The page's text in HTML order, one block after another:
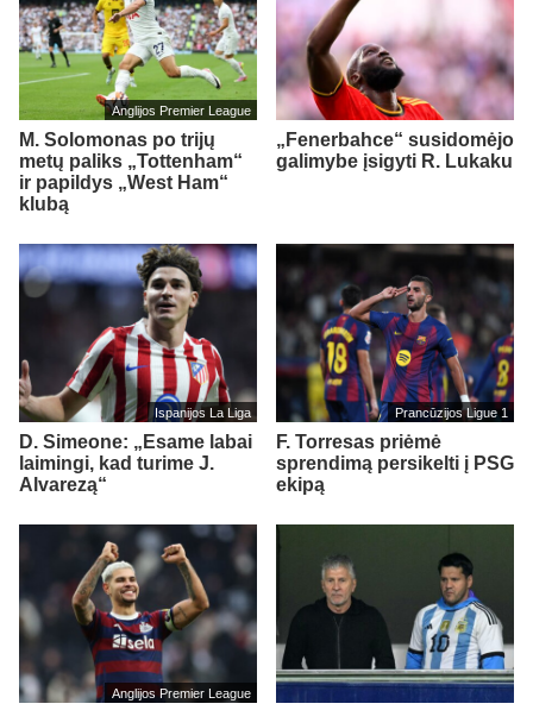
Anglijos Premier League
M. Solomonas po trijų
metų paliks „Tottenham“
ir papildys „West Ham“
klubą
„Fenerbahce“ susidomėjo
galimybe įsigyti R. Lukaku
Ispanijos La Liga
D. Simeone: „Esame labai
laimingi, kad turime J.
Alvarezą“
Prancūzijos Ligue 1
F. Torresas priėmė
sprendimą persikelti į PSG
ekipą
Anglijos Premier League